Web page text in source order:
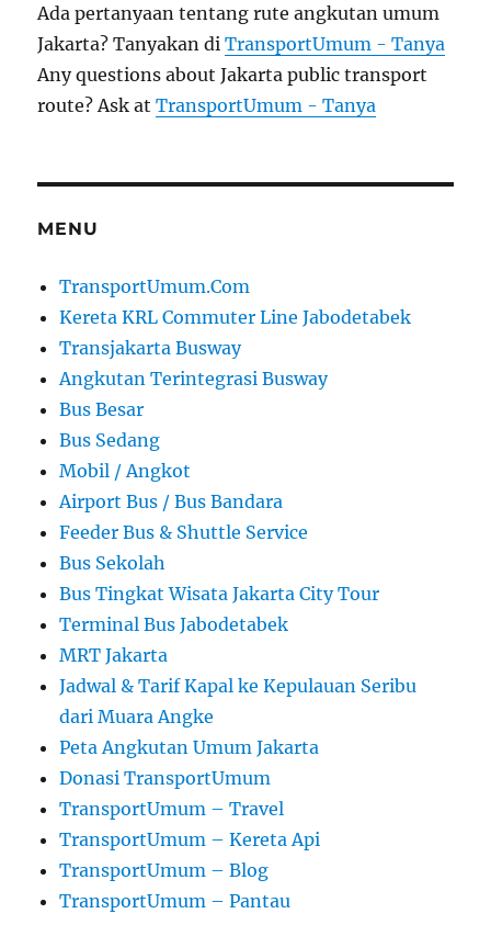
Ada pertanyaan tentang rute angkutan umum
Jakarta? Tanyakan diTransportUmum - Tanya
Any questions about Jakarta public transport
route? Ask atTransportUmum - Tanya
MENU
TransportUmum.Com
Kereta KRL Commuter Line Jabodetabek
Transjakarta Busway
Angkutan Terintegrasi Busway
Bus Besar
Bus Sedang
Mobil / Angkot
Airport Bus / Bus Bandara
Feeder Bus & Shuttle Service
Bus Sekolah
Bus Tingkat Wisata Jakarta City Tour
Terminal Bus Jabodetabek
MRT Jakarta
Jadwal & Tarif Kapal ke Kepulauan Seribu
dari Muara Angke
Peta Angkutan Umum Jakarta
Donasi TransportUmum
TransportUmum – Travel
TransportUmum – Kereta Api
TransportUmum – Blog
TransportUmum – Pantau